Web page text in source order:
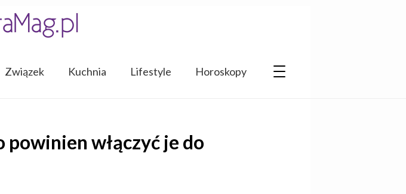
Związek Kuchnia Lifestyle Horoskopy
powinien włączyć je do